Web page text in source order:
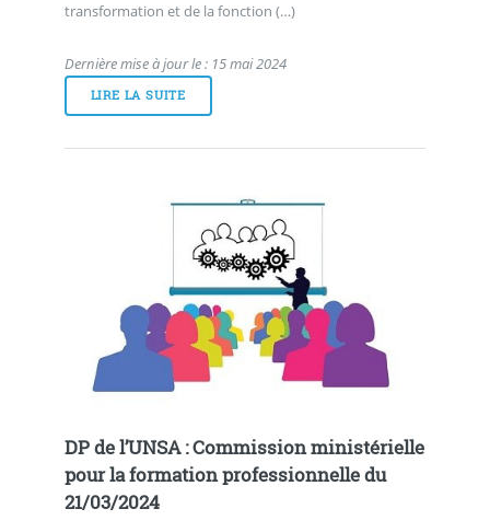
transformation et de la fonction (…)
Dernière mise à jour le : 15 mai 2024
LIRE LA SUITE
DP de l’UNSA : Commission ministérielle
pour la formation professionnelle du
21/03/2024